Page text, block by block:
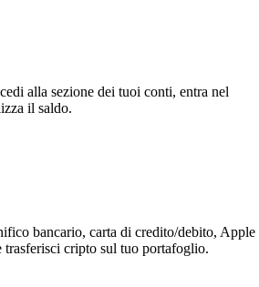
alla sezione dei tuoi conti, entra nel
il saldo.
bancario, carta di credito/debito, Apple
trasferisci cripto sul tuo portafoglio.